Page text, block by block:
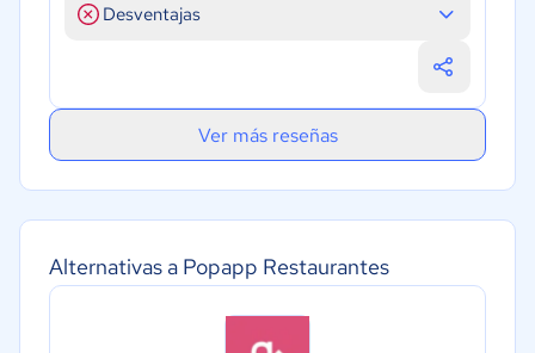
Alternativas a Popapp Restaurantes
Desventajas
Ver más reseñas